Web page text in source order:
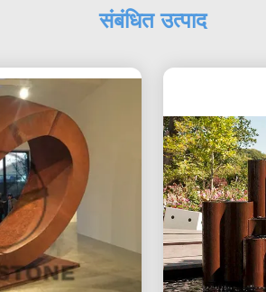
संबंधित उत्पाद